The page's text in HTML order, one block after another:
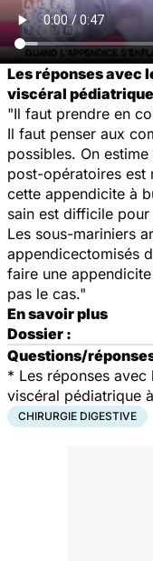
Les réponses avec
viscéral
"Il faut prendre en
Il faut penser aux
possibles. On
post-opératoires est
cette appendicite à
sain est difficile
Les sous-mariniers
appendicectomisés
faire une
pas le cas."
En savoir plus
Dossier :
Questions/
* Les réponses avec
viscéral pédiatrique
CHIRURGIE DIGESTIVE